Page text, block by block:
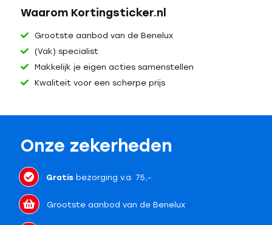
Waarom Kortingsticker.nl
Grootste aanbod van de Benelux
(Vak) specialist
Makkelijk je eigen acties samenstellen
Kwaliteit voor een scherpe prijs
Onze zekerheden
Gratisbezorging v.a. 75,-
Grootste aanbod van de Benelux